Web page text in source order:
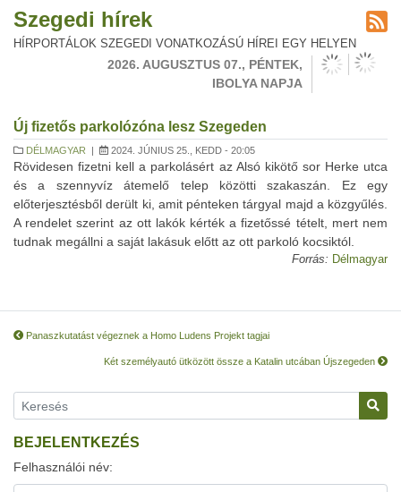
Szegedi hírek
HÍRPORTÁLOK SZEGEDI VONATKOZÁSÚ HÍREI EGY HELYEN
2026. AUGUSZTUS 07., PÉNTEK,
IBOLYA NAPJA
Új fizetős parkolózóna lesz Szegeden
DÉLMAGYAR | 2024. JÚNIUS 25., KEDD - 20:05
Rövidesen fizetni kell a parkolásért az Alsó kikötő sor Herke utca
és a szennyvíz átemelő telep közötti szakaszán. Ez egy
előterjesztésből derült ki, amit pénteken tárgyal majd a közgyűlés.
A rendelet szerint az ott lakók kérték a fizetőssé tételt, mert nem
tudnak megállni a saját lakásuk előtt az ott parkoló kocsiktól.
Forrás: Délmagyar
Panaszkutatást végeznek a Homo Ludens Projekt tagjai
Két személyautó ütközött össze a Katalin utcában Újszegeden
BEJELENTKEZÉS
Felhasználói név: